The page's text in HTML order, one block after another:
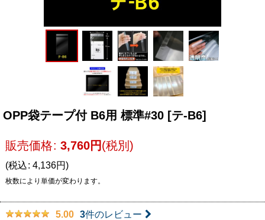
OPP袋テープ付 B6用 標準#30 [テ-B6]
販売価格: 3,760円(税別)
(税込: 4,136円)
枚数により単価が変わります。
5.00 3件のレビュー